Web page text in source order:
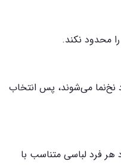
محدود نکند.
نخ‌نما می‌شوند، پس انتخاب
فرد لباسی متناسب با